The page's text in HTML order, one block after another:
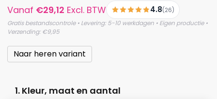
Vanaf €29,12 Excl. BTW 4.8(26)
Gratis bestandscontrole • Levering: 5-10 werkdagen • Eigen productie •
Verzending: €9,95
Naar heren variant
1. Kleur, maat en aantal